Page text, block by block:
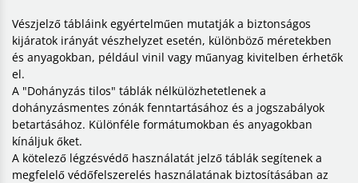
Vészjelző tábláink egyértelműen mutatják a biztonságos
kijáratok irányát vészhelyzet esetén, különböző méretekben
és anyagokban, például vinil vagy műanyag kivitelben érhetők
el.
A "Dohányzás tilos" táblák nélkülözhetetlenek a
dohányzásmentes zónák fenntartásához és a jogszabályok
betartásához. Különféle formátumokban és anyagokban
kínáljuk őket.
A kötelező légzésvédő használatát jelző táblák segítenek a
megfelelő védőfelszerelés használatának biztosításában az